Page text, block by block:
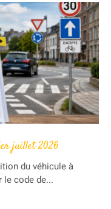
juillet 2026
du véhicule à
le code de...